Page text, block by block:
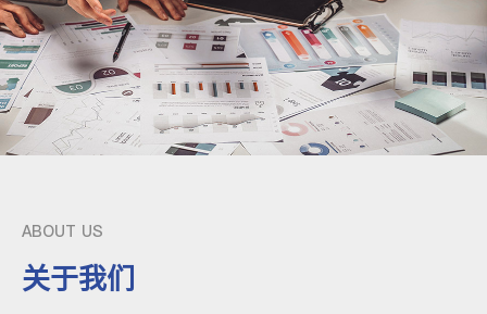
ABOUT US
关于我们